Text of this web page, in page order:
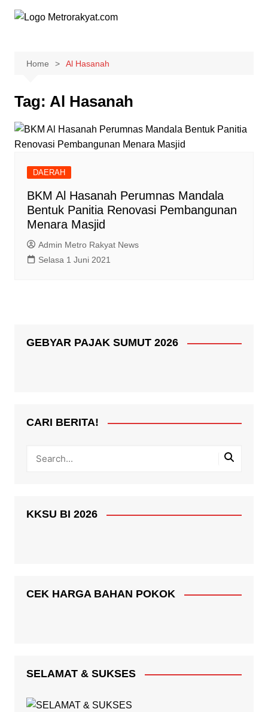
Home Al Hasanah
Tag: Al Hasanah
DAERAH
BKM Al Hasanah Perumnas Mandala
Bentuk Panitia Renovasi Pembangunan
Menara Masjid
Admin Metro Rakyat News
Selasa 1 Juni 2021
GEBYAR PAJAK SUMUT 2026
CARI BERITA!
KKSU BI 2026
CEK HARGA BAHAN POKOK
SELAMAT & SUKSES